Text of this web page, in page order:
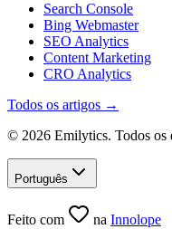
Search Console
Bing Webmaster
SEO Analytics
Content Marketing
CRO Analytics
Todos os artigos →
© 2026 Emilytics. Todos os
Português
Feito com na Innolope